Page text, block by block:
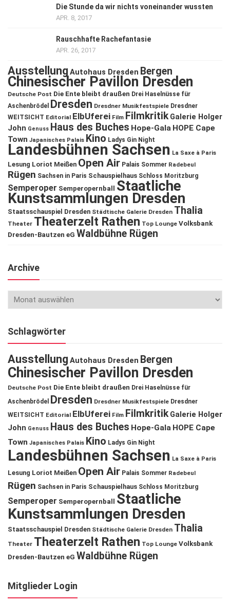
Die Stunde da wir nichts voneinander wussten
APR. 8, 2017
Rauschhafte Rachefantasie
APR. 26, 2017
Ausstellung Autohaus Dresden Bergen
Chinesischer Pavillon Dresden
Deutsche Post Die Ente bleibt draußen Drei Haselnüsse für
Aschenbrödel
Dresden Dresdner Musikfestspiele Dresdner
WEITSICHT Editorial ElbUferei Film Filmkritik Galerie Holger
John Genuss Haus des Buches Hope-Gala HOPE Cape
Town Japanisches Palais Kino Ladys Gin Night
Landesbühnen Sachsen La Saxe à Paris
Lesung Loriot Meißen Open Air Palais Sommer Radebeul
Rügen Sachsen in Paris Schauspielhaus Schloss Moritzburg
Semperoper Semperopernball Staatliche
Kunstsammlungen Dresden
Staatsschauspiel Dresden Städtische Galerie Dresden Thalia
Theater Theaterzelt Rathen Top Lounge Volksbank
Dresden-Bautzen eG Waldbühne Rügen
Archive
Schlagwörter
Ausstellung Autohaus Dresden Bergen
Chinesischer Pavillon Dresden
Deutsche Post Die Ente bleibt draußen Drei Haselnüsse für
Aschenbrödel
Dresden Dresdner Musikfestspiele Dresdner
WEITSICHT Editorial ElbUferei Film Filmkritik Galerie Holger
John Genuss Haus des Buches Hope-Gala HOPE Cape
Town Japanisches Palais Kino Ladys Gin Night
Landesbühnen Sachsen La Saxe à Paris
Lesung Loriot Meißen Open Air Palais Sommer Radebeul
Rügen Sachsen in Paris Schauspielhaus Schloss Moritzburg
Semperoper Semperopernball
Staatliche
Kunstsammlungen Dresden
Staatsschauspiel Dresden Städtische Galerie Dresden Thalia
Theater Theaterzelt Rathen Top Lounge Volksbank
Dresden-Bautzen eG Waldbühne Rügen
Mitglieder Login